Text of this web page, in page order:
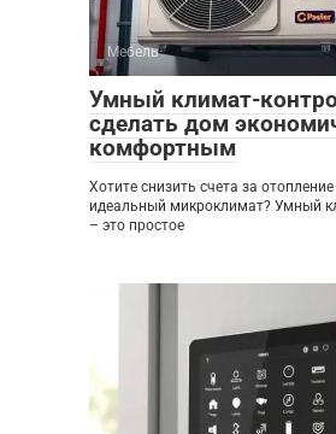
Мебель
Умный климат-
сделать дом
комфортным
Хотите снизить счета за
идеальный микроклимат? Умный
– это простое